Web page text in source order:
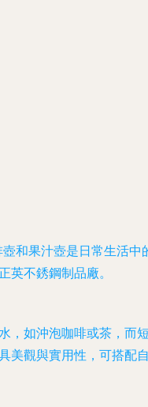
和果汁壺是日常生活
英不銹鋼制品廠。
，如沖泡咖啡或茶，而
美觀與實用性，可搭配